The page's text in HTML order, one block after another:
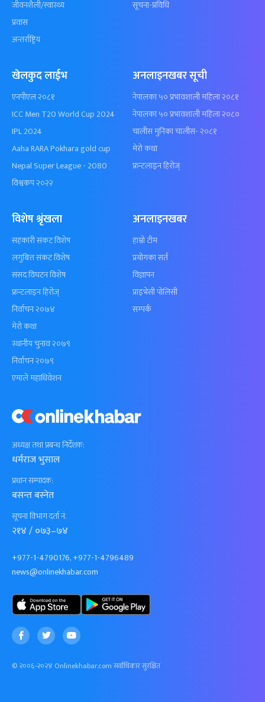
अध्यक्ष तथा प्रबन्ध निर्देशक:
धर्मराज भुसाल
प्रधान सम्पादक:
बसन्त बस्नेत
सूचना विभाग दर्ता नं.
२१४ / ०७३–७४
+977-1-4790176, +977-1-4796489
news@onlinekhabar.com
© २००६-२०२४ Onlinekhabar.com सर्वाधिकार सुरक्षित
जीवनशैली/स्वास्थ्य
प्रवास
अन्तर्राष्ट्रिय
सूचना-प्रविधि
खेलकुद लाईभ
एनपीएल २०८१
ICC Men T20 World Cup 2024
IPL 2024
Aaha RARA Pokhara gold cup
Nepal Super League - 2080
विश्वकप २०२२
अनलाइनखबर सूची
नेपालका ५० प्रभावशाली महिला २०८१
नेपालका ५० प्रभावशाली महिला २०८०
चालीस मुनिका चालीस- २०८१
मेरो कथा
फ्रन्टलाइन हिरोज्
विशेष श्रृंखला
सहकारी संकट विशेष
लगुबित्त संकट विशेष
संसद विघटन विशेष
फ्रन्टलाइन हिरोज्
निर्वाचन २०७४
मेरो कथा
स्थानीय चुनाव २०७९
निर्वाचन २०७९
एमाले महाधिवेशन
अनलाइनखबर
हाम्रो टीम
प्रयोगका सर्त
विज्ञापन
प्राइभेसी पोलिसी
सम्पर्क